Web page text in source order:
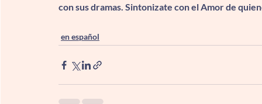
con sus dramas. Sintonizate con el Amor de
en español